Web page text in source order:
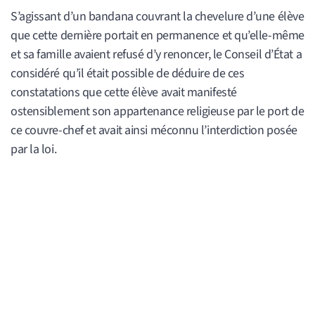
S’agissant d’un bandana couvrant la chevelure d’une élève
que cette dernière portait en permanence et qu’elle-même
et sa famille avaient refusé d’y renoncer, le Conseil d’État a
considéré qu’il était possible de déduire de ces
constatations que cette élève avait manifesté
ostensiblement son appartenance religieuse par le port de
ce couvre-chef et avait ainsi méconnu l’interdiction posée
par la loi.